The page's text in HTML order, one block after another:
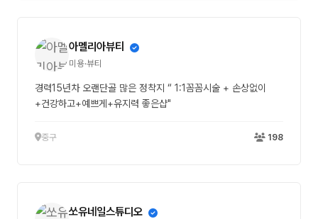
아멜리아뷰티
미용·뷰티
경력15년차 오랜단골 많은 정착지 “ 1:1꼼꼼시술 + 손상없이
+건강하고+예쁘게+유지력 좋은샵"
중구 198
쏘유네일스튜디오